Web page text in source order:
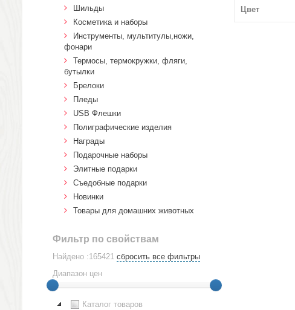
Цвет
Шильды
Косметика и наборы
Инструменты, мультитулы,ножи,
фонари
Термосы, термокружки, фляги,
бутылки
Брелоки
Пледы
USB Флешки
Полиграфические изделия
Награды
Подарочные наборы
Элитные подарки
Cъедобные подарки
Новинки
Товары для домашних животных
Фильтр по свойствам
Найдено :165421 сбросить все фильтры
Диапазон цен
Каталог товаров